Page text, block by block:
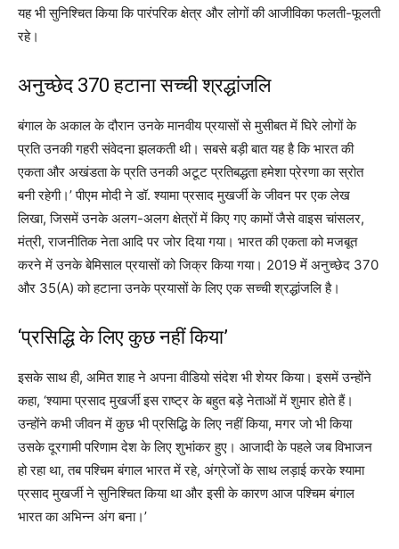
यह भी सुनिश्चित किया कि पारंपरिक क्षेत्र और लोगों की आजीविका फलती-फूलती
रहे।
अनुच्छेद 370 हटाना सच्ची श्रद्धांजलि
बंगाल के अकाल के दौरान उनके मानवीय प्रयासों से मुसीबत में घिरे लोगों के
प्रति उनकी गहरी संवेदना झलकती थी। सबसे बड़ी बात यह है कि भारत की
एकता और अखंडता के प्रति उनकी अटूट प्रतिबद्धता हमेशा प्रेरणा का स्रोत
बनी रहेगी।’ पीएम मोदी ने डॉ. श्यामा प्रसाद मुखर्जी के जीवन पर एक लेख
लिखा, जिसमें उनके अलग-अलग क्षेत्रों में किए गए कामों जैसे वाइस चांसलर,
मंत्री, राजनीतिक नेता आदि पर जोर दिया गया। भारत की एकता को मजबूत
करने में उनके बेमिसाल प्रयासों को जिक्र किया गया। 2019 में अनुच्छेद 370
और 35(A) को हटाना उनके प्रयासों के लिए एक सच्ची श्रद्धांजलि है।
‘प्रसिद्धि के लिए कुछ नहीं किया’
इसके साथ ही, अमित शाह ने अपना वीडियो संदेश भी शेयर किया। इसमें उन्होंने
कहा, ‘श्यामा प्रसाद मुखर्जी इस राष्ट्र के बहुत बड़े नेताओं में शुमार होते हैं।
उन्होंने कभी जीवन में कुछ भी प्रसिद्धि के लिए नहीं किया, मगर जो भी किया
उसके दूरगामी परिणाम देश के लिए शुभांकर हुए। आजादी के पहले जब विभाजन
हो रहा था, तब पश्चिम बंगाल भारत में रहे, अंग्रेजों के साथ लड़ाई करके श्यामा
प्रसाद मुखर्जी ने सुनिश्चित किया था और इसी के कारण आज पश्चिम बंगाल
भारत का अभिन्न अंग बना।’